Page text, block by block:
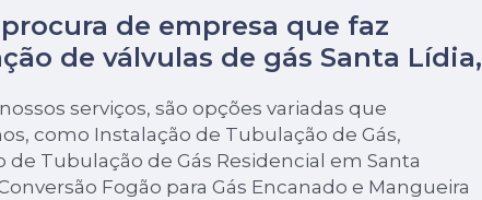
de empresa que faz
de válvulas de gás Santa Lídia,
serviços, são opções variadas que
como Instalação de Tubulação de Gás,
de Tubulação de Gás Residencial em Santa
Fogão para Gás Encanado e Mangueira